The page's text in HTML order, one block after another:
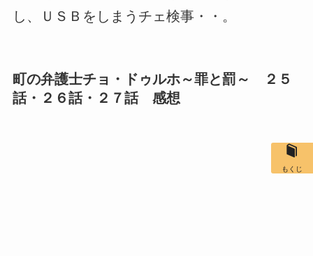
し、ＵＳＢをしまうチェ検事・・。
町の弁護士チョ・ドゥルホ～罪と罰～ ２５
話・２６話・２７話 感想
もくじ